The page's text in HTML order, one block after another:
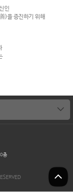
인
)을 증진하기 위해
층